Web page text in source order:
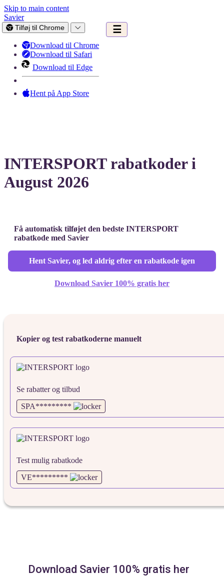
Skip to main content
Savier
Tilføj til Chrome
Download til Chrome
Download til Safari
Download til Edge
Hent på App Store
☰
INTERSPORT rabatkoder i
August 2026
Få automatisk tilføjet den bedste INTERSPORT
rabatkode med Savier
Hent Savier, og led aldrig efter en rabatkode igen
Download Savier 100% gratis her
Kopier og test rabatkoderne manuelt
Se rabatter og tilbud
SPA*********
Test mulig rabatkode
VE*********
Download Savier 100% gratis her